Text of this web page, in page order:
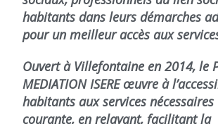
habitants dans leurs démarches
pour un meilleur accès aux
Ouvert à Villefontaine en 2014, le
MEDIATION ISERE œuvre à
habitants aux services
courante, en relayant, facilitant la